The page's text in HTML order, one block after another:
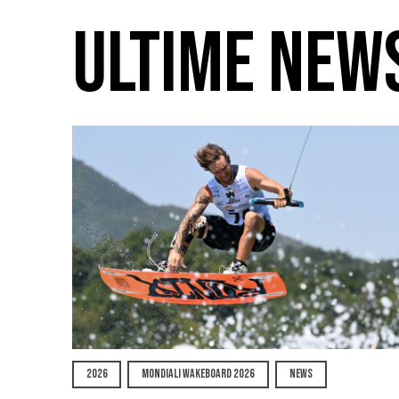
ULTIME
2026 MONDIALI WAKEBOARD 2026 NEWS